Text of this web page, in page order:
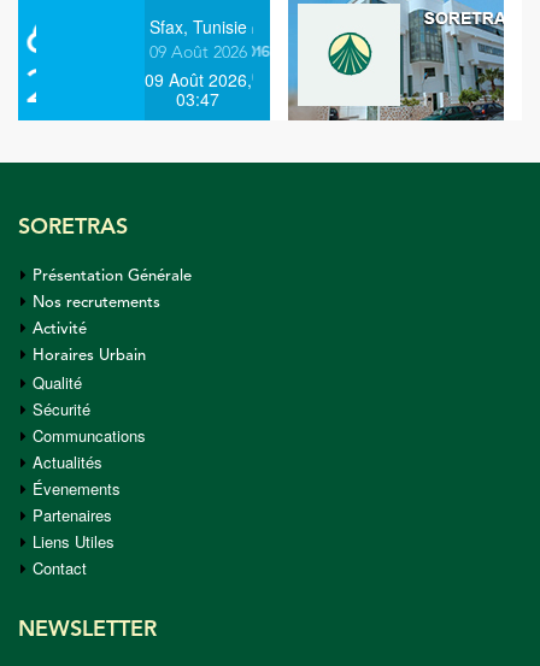
Un accord de partenariat
entre la ST de Sfax et la
HEC de Sfax
Savoir plus
Sfax, Tunisie
09 Août 2026
09 Août 2026,
03:47
SORETRAS
Présentation Générale
Nos recrutements
Activité
Horaires Urbain
Qualité
Sécurité
Communcations
Actualités
Évenements
Partenaires
Liens Utiles
Contact
NEWSLETTER